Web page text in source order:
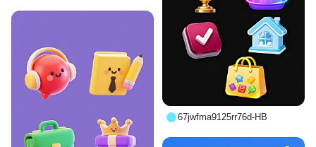
67jwfma9125rr76d-HB